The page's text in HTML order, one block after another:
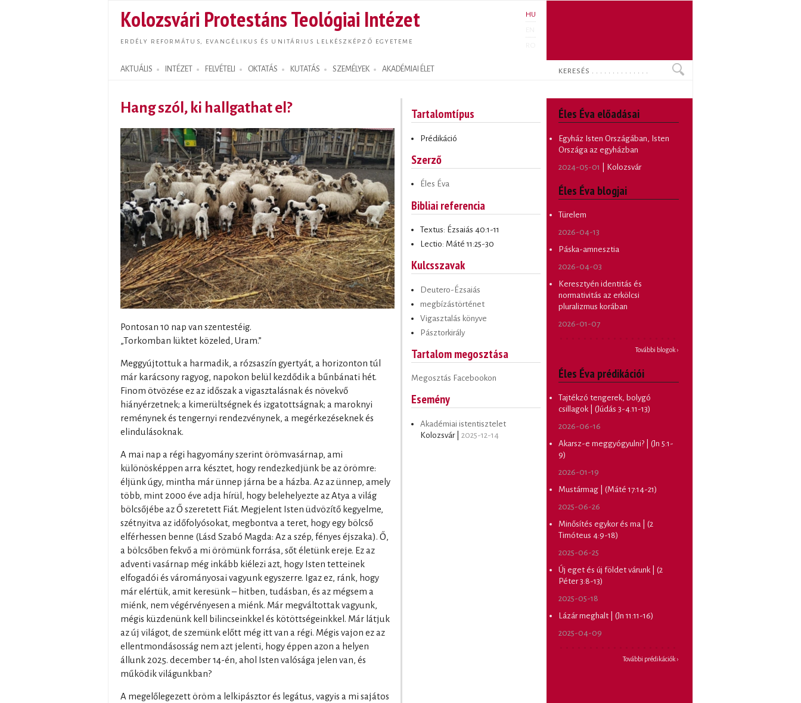
tartalomra
Kolozsvári Protestáns Teológiai Intézet
ERDÉLY REFORMÁTUS, EVANGÉLIKUS ÉS UNITÁRIUS LELKÉSZKÉPZŐ EGYETEME
HU
AKTUÁLIS INTÉZET FELVÉTELI OKTATÁS KUTATÁS SZEMÉLYEK AKADÉMIAI ÉLET
Search form
Keresés
Hang szól, ki hallgathat el?
Pontosan 10 nap van szentestéig.
„Torkomban lüktet közeled, Uram.”
Meggyújtottuk a harmadik, a rózsaszín gyertyát, a horizonton túl
már karácsony ragyog, napokon belül kezdődik a bűnbánati hét.
Finom ötvözése ez az időszak a vigasztalásnak és növekvő
hiányérzetnek; a kimerültségnek és izgatottságnak; a maroknyi
reménynek és tengernyi rendezvénynek, a megérkezéseknek és
elindulásoknak.
A mai nap a régi hagyomány szerint örömvasárnap, ami
különösképpen arra késztet, hogy rendezkedjünk be az örömre:
éljünk úgy, mintha már ünnep járna be a házba. Az az ünnep, amely
több, mint 2000 éve adja hírül, hogy belehelyezte az Atya a világ
bölcsőjébe az Ő szeretett Fiát. Megjelent Isten üdvözítő kegyelme,
szétnyitva az időfolyósokat, megbontva a teret, hogy egy bölcső
elférhessen benne (Lásd Szabó Magda: Az a szép, fényes éjszaka). Ő,
a bölcsőben fekvő a mi örömünk forrása, sőt életünk ereje. Ez az
adventi vasárnap még inkább kiélezi azt, hogy Isten tetteinek
elfogadói és várományosai vagyunk egyszerre. Igaz ez, ránk, hogy
már elértük, amit keresünk – hitben, tudásban, és az mégsem a
miénk, nem végérvényesen a miénk. Már megváltottak vagyunk,
mégis küzdenünk kell bilincseinkkel és kötöttségeinkkel. Már látjuk
az új világot, de szemünk előtt még itt van a régi. Mégis vajon ez az
ellentmondásosság nem azt jelenti, hogy éppen azon a helyen
állunk 2025. december 14-én, ahol Isten valósága jelen van, és
működik világunkban?
A megelőlegezett öröm a lelkipásztor és legátus, vagyis a mi sajátos
Tartalomtípus
Prédikáció
Szerző
Éles Éva
Bibliai referencia
Textus: Ézsaiás 40:1-11
Lectio: Máté 11:25-30
Kulcsszavak
Deutero-Ézsaiás
megbízástörténet
Vigasztalás könyve
Pásztorkirály
Tartalom megosztása
Megosztás Facebookon
Esemény
Akadémiai istentisztelet
Kolozsvár | 2025-12-14
Éles Éva előadásai
Egyház Isten Országában, Isten
Országa az egyházban
2024-05-01
| Kolozsvár
Éles Éva blogjai
Türelem
2026-04-13
Páska-amnesztia
2026-04-03
Keresztyén identitás és
normativitás az erkölcsi
pluralizmus korában
2026-01-07
További blogok ›
Éles Éva prédikációi
Tajtékzó tengerek, bolygó
csillagok | (Júdás 3-4.11-13)
2026-06-16
Akarsz-e meggyógyulni? | (Jn 5:1-
9)
2026-01-19
Mustármag | (Máté 17:14-21)
2025-06-26
Minősítés egykor és ma | (2
Timóteus 4:9-18)
2025-06-25
Új eget és új földet várunk | (2
Péter 3:8-13)
2025-05-18
Lázár meghalt | (Jn 11:11-16)
2025-04-09
További prédikációk ›